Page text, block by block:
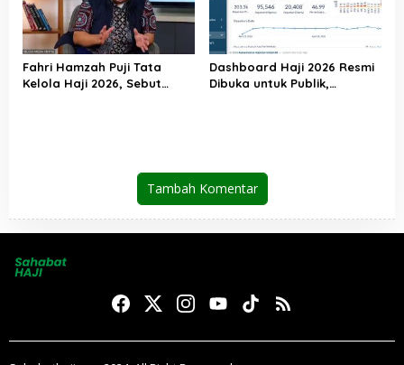
Fahri Hamzah Puji Tata
Kelola Haji 2026, Sebut
Dashboard Haji 2026 Resmi
Dibuka untuk Publik,
Tambah Komentar